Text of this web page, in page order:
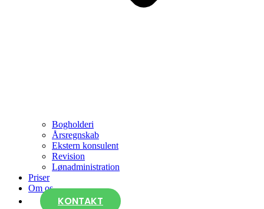
Bogholderi
Årsregnskab
Ekstern konsulent
Revision
Lønadministration
Priser
Om os
KONTAKT